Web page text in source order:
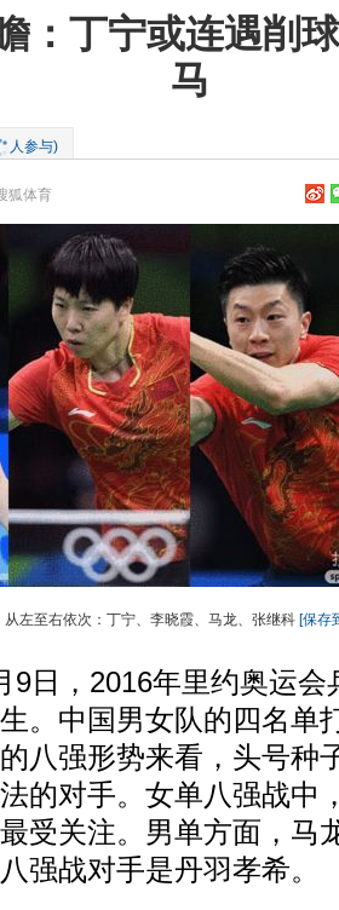
：丁宁或连遇削
马
人参与)
狐体育
从左至右依次：丁宁、李晓霞、马龙、张继科 [保存
，2016年里约奥运会
。中国男女队的四名单
八强形势来看，头号种
的对手。女单八强战中
受关注。男单方面，马
强战对手是丹羽孝希。